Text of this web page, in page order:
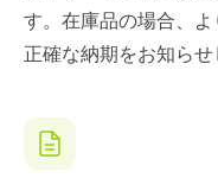
す。在庫品の場合、
正確な納期をお知らせ